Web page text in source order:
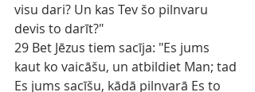
visu dari? Un kas Tev šo pilnvaru
devis to darīt?"
29 Bet Jēzus tiem sacīja: "Es jums
kaut ko vaicāšu, un atbildiet Man; tad
Es jums sacīšu, kādā pilnvarā Es to